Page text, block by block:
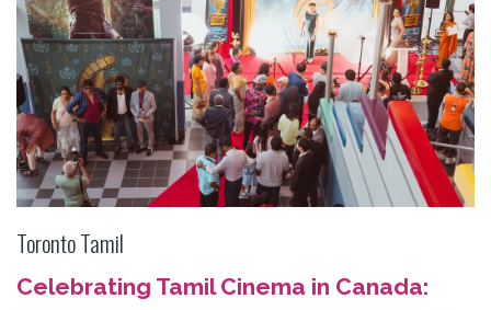
Toronto Tamil
Celebrating Tamil Cinema in Canada: